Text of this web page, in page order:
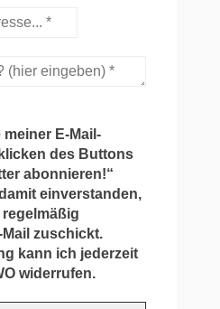
E-Mail-
des Buttons
abonnieren!“
einverstanden,
regelmäßig
Mail zuschickt.
kann ich jederzeit
widerrufen.